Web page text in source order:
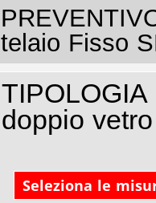
telaio Fisso
doppio vetro
Seleziona le